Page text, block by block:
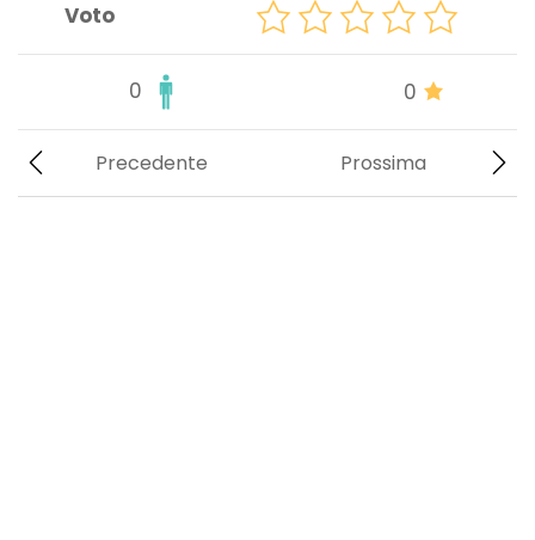
Voto
0 0
Prossima
Precedente